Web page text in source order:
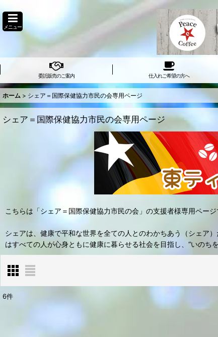
メニュー
委託販売のご案内 仕入れご希望の方へ
ホーム > シェア＝国際保健協力市民の会専用ページ
シェア＝国際保健協力市民の会専用ページ
こちらは「シェア＝国際保健協力市民の会」の支援者様専用ページ
シェアは、健康で平和な世界を全ての人とのわかちあう（シェア
はすべての人が心身ともに健康に暮らせる社会を目指し、“いのち
6件